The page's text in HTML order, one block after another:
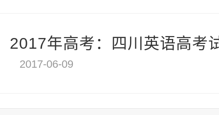
2017年高考：四川英语高考
2017-06-09